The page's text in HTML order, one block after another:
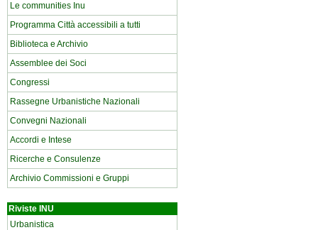
Le communities Inu
Programma Città accessibili a tutti
Biblioteca e Archivio
Assemblee dei Soci
Congressi
Rassegne Urbanistiche Nazionali
Convegni Nazionali
Accordi e Intese
Ricerche e Consulenze
Archivio Commissioni e Gruppi
Riviste INU
Urbanistica